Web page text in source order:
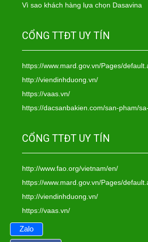
Vì sao khách hàng lựa chọn Dasavina
CỔNG TTĐT UY TÍN
https://www.mard.gov.vn/Pages/
http://viendinhduong.vn/
https://vaas.vn/
https://dacsanbakien.com/san-pham/
CỔNG TTĐT UY TÍN
http://www.fao.org/vietnam/en/
https://www.mard.gov.vn/Pages/
http://viendinhduong.vn/
https://vaas.vn/
Zalo